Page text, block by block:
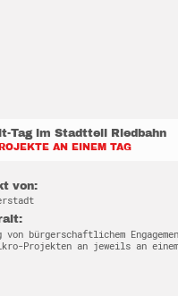
Tag im Stadtteil Riedbahn
AN EINEM TAG
von:
von bürgerschaftlichem
Projekten an jeweils an